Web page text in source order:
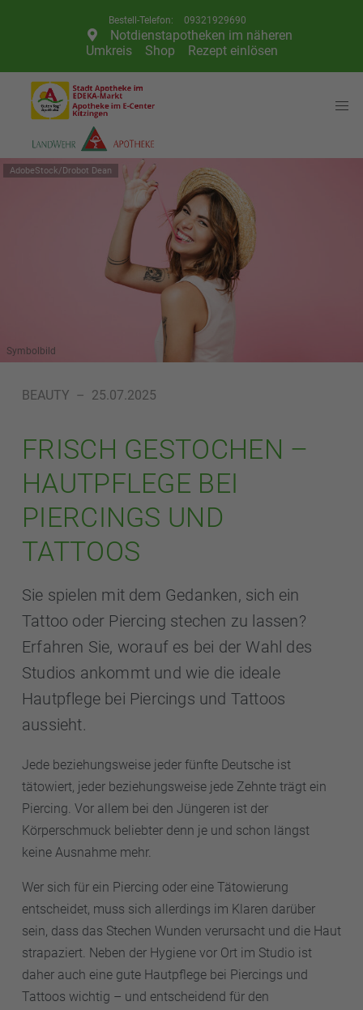
Telefon: 09321929690
Notdienstapotheken im näheren
Umkreis
Shop Rezept einlösen
AdobeStock/Drobot Dean
Symbolbild
BEAUTY – 25.07.2025
FRISCH GESTOCHEN –
HAUTPFLEGE BEI
PIERCINGS UND
TATTOOS
Sie spielen mit dem Gedanken, sich ein
Tattoo oder Piercing stechen zu lassen?
Erfahren Sie, worauf es bei der Wahl des
Studios ankommt und wie die ideale
Hautpflege bei Piercings und Tattoos
aussieht.
Jede beziehungsweise jeder fünfte Deutsche ist
tätowiert, jeder beziehungsweise jede Zehnte trägt ein
Piercing. Vor allem bei den Jüngeren ist der
Körperschmuck beliebter denn je und schon längst
keine Ausnahme mehr.
Wer sich für ein Piercing oder eine Tätowierung
entscheidet, muss sich allerdings im Klaren darüber
sein, dass das Stechen Wunden verursacht und die Haut
strapaziert. Neben der Hygiene vor Ort im Studio ist
daher auch eine gute Hautpflege bei Piercings und
Tattoos wichtig – und entscheidend für den